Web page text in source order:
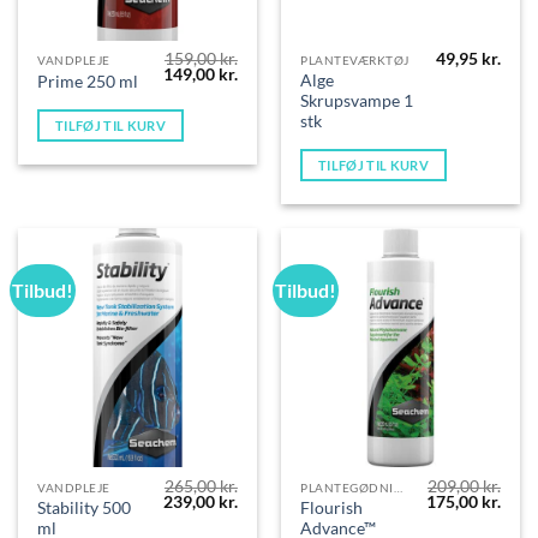
VANDPLEJE
Prime 250 ml
159,00kr.
Den
oprindelige
pris
var:
159,00 kr..
149,00 kr.Den
TILFØJ TIL KURV
PLANTEVÆRKTØJ
Alge
Skrupsvampe 1
stk
49,95 kr.
TILFØJ TIL KURV
Tilbud!
VANDPLEJE
Stability 500
ml
265,00kr.
Den
oprindelige
239,00 kr.
Tilbud!
Flourish
Advance™
209,00kr.
Den
oprindelige
175,00 kr.